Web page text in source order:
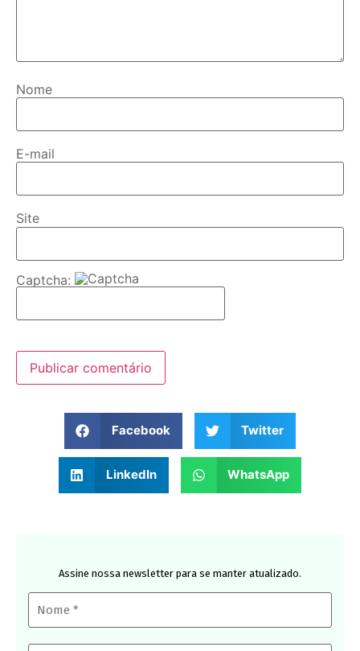
Nome
E-mail
Site
Captcha:
Facebook Twitter
LinkedIn WhatsApp
Assine nossa newsletter para se manter atualizado.